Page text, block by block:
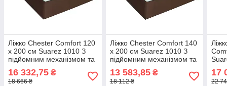
Ліжко Chester Comfort 120
х 200 см Suarez 1010 З
підйомним механізмом та
нішою для білизни Темно-
коричневий
16 332,75 ₴
18 666 ₴
Ліжко Chester Comfort 140
х 200 см Suarez 1010 З
підйомним механізмом та
нішою для білизни Темно-
коричневий
13 583,85₴
18 112 ₴
17
22